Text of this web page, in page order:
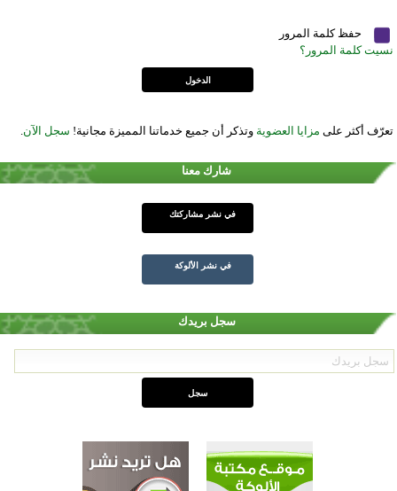
حفظ كلمة المرور
نسيت كلمة المرور؟
تعرّف أكثر على مزايا العضوية وتذكر أن جميع خدماتنا المميزة مجانية! سجل الآن.
شارك معنا
في نشر مشاركتك
في نشر الألوكة
سجل بريدك